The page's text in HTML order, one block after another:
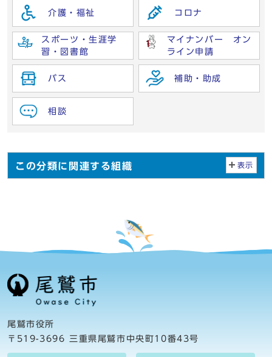
介護・福祉 コロナ
スポーツ・生涯学
習・図書館
マイナンバー オン
ライン申請
バス 補助・助成
相談
この分類に関連する組織 表示
尾鷲市役所
〒519-3696 三重県尾鷲市中央町10番43号